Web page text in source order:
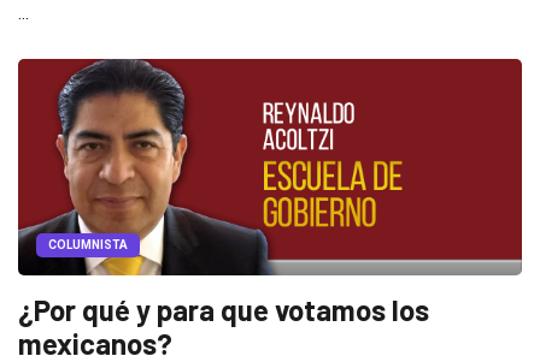
COLUMNISTA
¿Por qué y para que votamos los
mexicanos?